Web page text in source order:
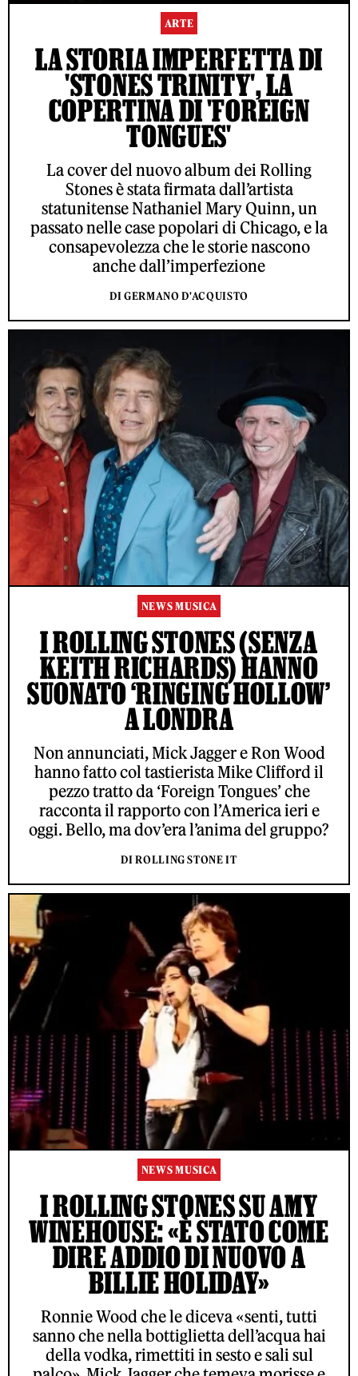
ARTE
LA STORIA IMPERFETTA DI
'STONES TRINITY', LA
COPERTINA DI 'FOREIGN
TONGUES'
La cover del nuovo album dei Rolling
Stones è stata firmata dall’artista
statunitense Nathaniel Mary Quinn, un
passato nelle case popolari di Chicago, e la
consapevolezza che le storie nascono
anche dall’imperfezione
DI GERMANO D'ACQUISTO
NEWS MUSICA
I ROLLING STONES (SENZA
KEITH RICHARDS) HANNO
SUONATO ‘RINGING HOLLOW’
A LONDRA
Non annunciati, Mick Jagger e Ron Wood
hanno fatto col tastierista Mike Clifford il
pezzo tratto da ‘Foreign Tongues’ che
racconta il rapporto con l’America ieri e
oggi. Bello, ma dov’era l’anima del gruppo?
DI ROLLING STONE IT
NEWS MUSICA
I ROLLING STONES SU AMY
WINEHOUSE: «È STATO COME
DIRE ADDIO DI NUOVO A
BILLIE HOLIDAY»
Ronnie Wood che le diceva «senti, tutti
sanno che nella bottiglietta dell’acqua hai
della vodka, rimettiti in sesto e sali sul